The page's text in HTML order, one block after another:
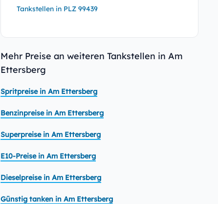
Tankstellen in PLZ 99439
Mehr Preise an weiteren Tankstellen in Am
Ettersberg
Spritpreise in Am Ettersberg
Benzinpreise in Am Ettersberg
Superpreise in Am Ettersberg
E10-Preise in Am Ettersberg
Dieselpreise in Am Ettersberg
Günstig tanken in Am Ettersberg